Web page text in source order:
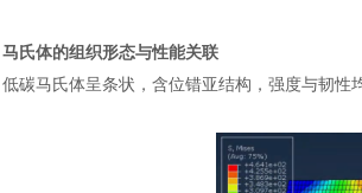
马氏体的组织形态与性能关联
低碳马氏体呈条状，含位错亚结构，强度与韧